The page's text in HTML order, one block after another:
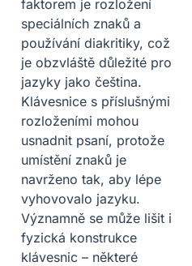
faktorem je rozložení
speciálních znaků a
používání diakritiky, což
je obzvláště důležité pro
jazyky jako čeština.
Klávesnice s příslušnými
rozloženími mohou
usnadnit psaní, protože
umístění znaků je
navrženo tak, aby lépe
vyhovovalo jazyku.
Významně se může lišit i
fyzická konstrukce
klávesnic – některé